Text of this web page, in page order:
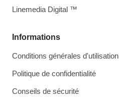
Informations
Conditions générales d'utilisation
Politique de confidentialité
Conseils de sécurité
Linemedia Digital ™